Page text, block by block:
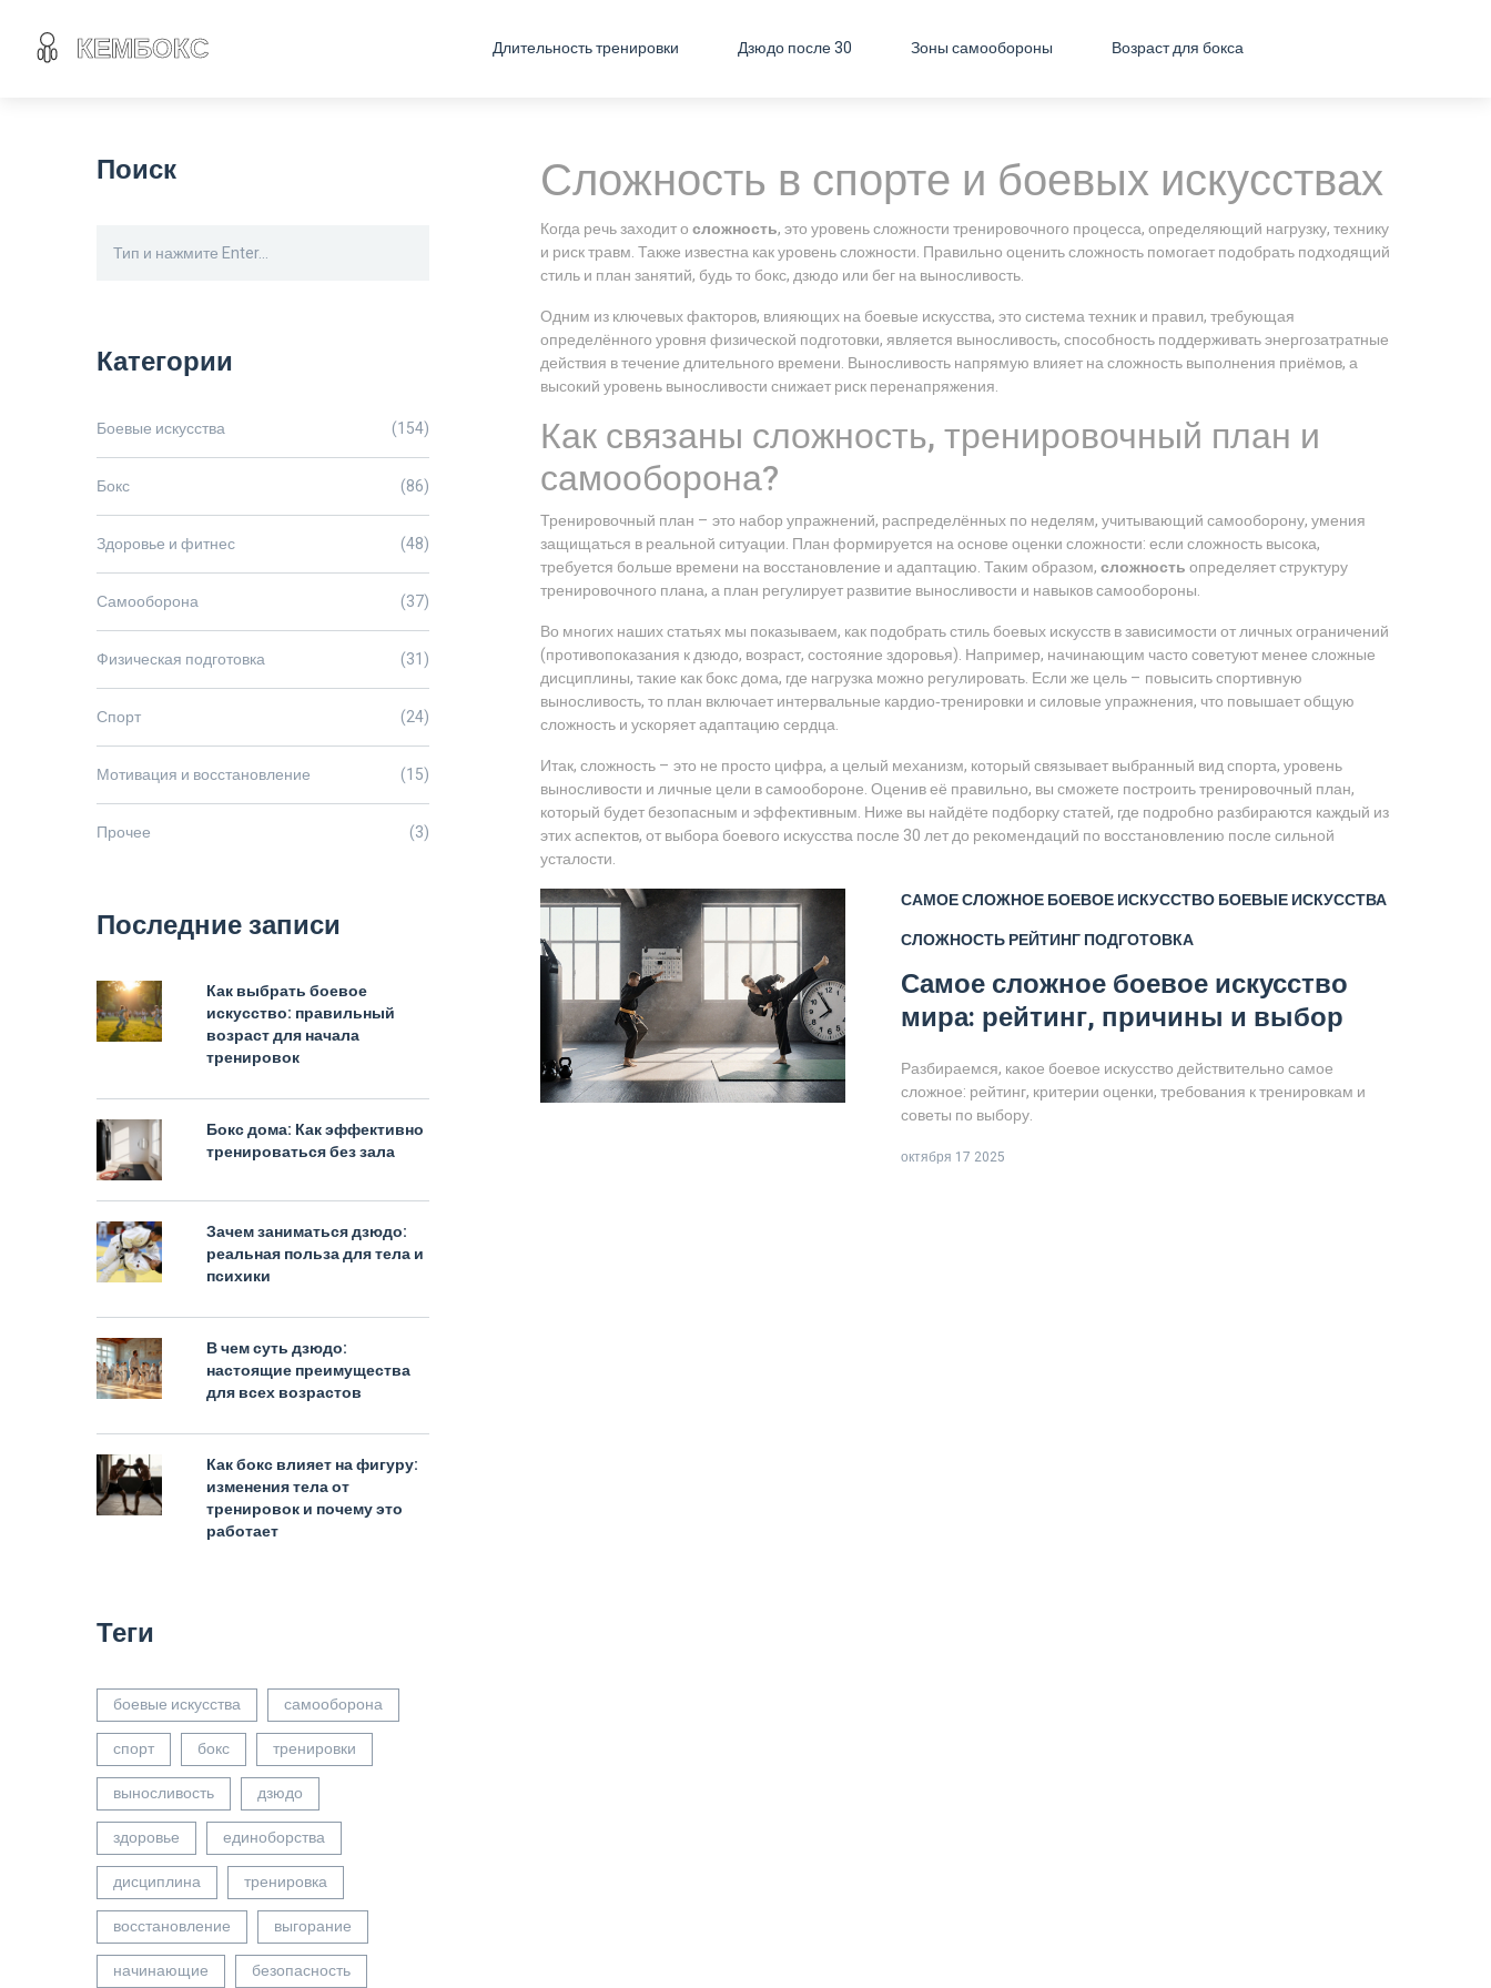
Длительность тренировки Дзюдо после 30 Зоны самообороны Возраст для бокса
Сложность в спорте и боевых искусствах
Когда речь заходит осложность,это уровень сложности тренировочного процесса, определяющий нагрузку, технику
и риск травм. Также известна какуровень сложности. Правильно оценить сложность помогает подобрать подходящий
стиль и план занятий, будь то бокс, дзюдо или бег на выносливость.
Одним из ключевых факторов, влияющих набоевые искусства,это система техник и правил, требующая
определённого уровня физической подготовки, является выносливость,способность поддерживать энергозатратные
действия в течение длительного времени. Выносливость напрямую влияет на сложность выполнения приёмов, а
высокий уровень выносливости снижает риск перенапряжения.
Как связаны сложность, тренировочный план и
самооборона?
Тренировочный план – это набор упражнений, распределённых по неделям, учитывающийсамооборону,умения
защищаться в реальной ситуации. План формируется на основе оценки сложности: если сложность высока,
требуется больше времени на восстановление и адаптацию. Таким образом,сложностьопределяет структуру
тренировочного плана, а план регулирует развитие выносливости и навыков самообороны.
Во многих наших статьях мы показываем, как подобрать стиль боевых искусств в зависимости от личных ограничений
(противопоказания к дзюдо, возраст, состояние здоровья). Например, начинающим часто советуют менее сложные
дисциплины, такие как бокс дома, где нагрузка можно регулировать. Если же цель – повысить спортивную
выносливость, то план включает интервальные кардио‑тренировки и силовые упражнения, что повышает общую
сложность и ускоряет адаптацию сердца.
Итак, сложность – это не просто цифра, а целый механизм, который связывает выбранный вид спорта, уровень
выносливости и личные цели в самообороне. Оценив её правильно, вы сможете построить тренировочный план,
который будет безопасным и эффективным. Ниже вы найдёте подборку статей, где подробно разбираются каждый из
этих аспектов, от выбора боевого искусства после 30 лет до рекомендаций по восстановлению после сильной
усталости.
САМОЕ СЛОЖНОЕ БОЕВОЕ ИСКУССТВОБОЕВЫЕ ИСКУССТВА
СЛОЖНОСТЬРЕЙТИНГПОДГОТОВКА
Самое сложное боевое искусство
мира: рейтинг, причины и выбор
Разбираемся, какое боевое искусство действительно самое
сложное: рейтинг, критерии оценки, требования к тренировкам и
советы по выбору.
октября 17 2025
Поиск
Категории
Боевые искусства (154)
Бокс (86)
Здоровье и фитнес (48)
Самооборона (37)
Физическая подготовка (31)
Спорт (24)
Мотивация и восстановление (15)
Прочее (3)
Последние записи
Как выбрать боевое
искусство: правильный
возраст для начала
тренировок
Бокс дома: Как эффективно
тренироваться без зала
Зачем заниматься дзюдо:
реальная польза для тела и
психики
В чем суть дзюдо:
настоящие преимущества
для всех возрастов
Как бокс влияет на фигуру:
изменения тела от
тренировок и почему это
работает
Теги
боевые искусства
самооборона
спорт
бокс
тренировки
выносливость
дзюдо
здоровье
единоборства
дисциплина
тренировка
восстановление
выгорание
начинающие
безопасность